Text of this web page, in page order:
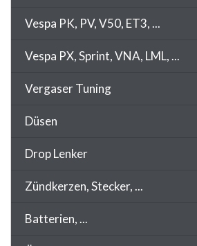
Vespa PK, PV, V50, ET3, ...
Vespa PX, Sprint, VNA, LML, ...
Vergaser Tuning
Düsen
Drop Lenker
Zündkerzen, Stecker, ...
Batterien, ...